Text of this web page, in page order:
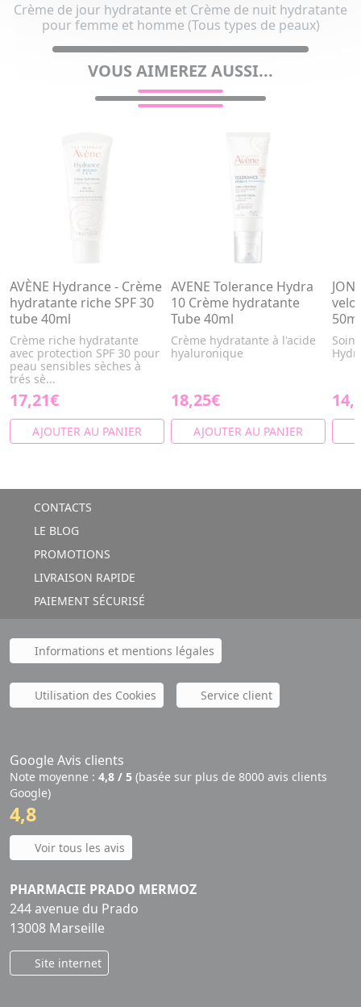
Crème de jour hydratante et Crème de nuit hydratante
pour femme et homme (Tous types de peaux)
VOUS AIMEREZ AUSSI...
AVÈNE Hydrance - Crème
hydratante riche SPF 30
tube 40ml
Crème riche hydratante
avec protection SPF 30 pour
peau sensibles sèches à
trés sè...
17,21€
AJOUTER AU PANIER
AVENE Tolerance Hydra
10 Crème hydratante
Tube 40ml
Crème hydratante à l'acide
hyaluronique
18,25€
AJOUTER AU PANIER
50ml
Soin
CONTACTS
LE BLOG
PROMOTIONS
LIVRAISON RAPIDE
PAIEMENT SÉCURISÉ
Informations et mentions légales
Utilisation des Cookies Service client
Google Avis clients
Note moyenne : 4,8 / 5 (basée sur plus de 8000 avis clients
Google)
4,8
Voir tous les avis
PHARMACIE PRADO MERMOZ
244 avenue du Prado
13008 Marseille
Site internet